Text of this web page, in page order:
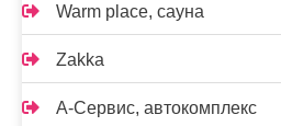
Warm place, сауна
Zakka
А-Сервис, автокомплекс